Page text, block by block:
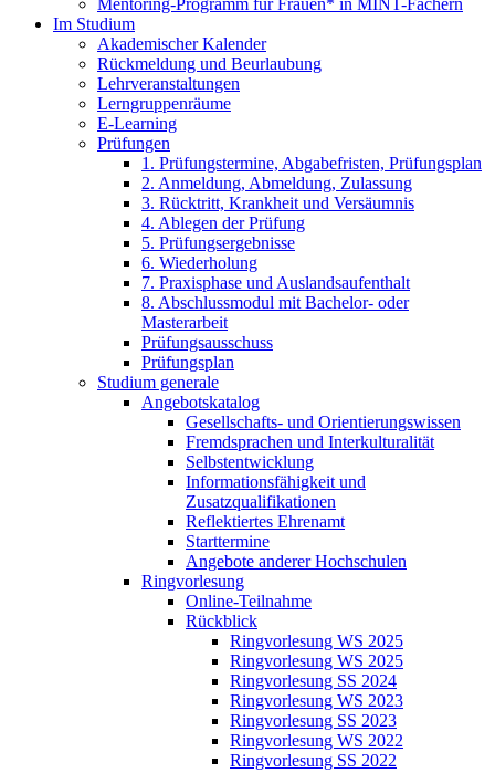
Mentoring-Programm für Frauen* in MINT-Fächern
Im Studium
Akademischer Kalender
Rückmeldung und Beurlaubung
Lehrveranstaltungen
Lerngruppenräume
E-Learning
Prüfungen
1. Prüfungstermine, Abgabefristen, Prüfungsplan
2. Anmeldung, Abmeldung, Zulassung
3. Rücktritt, Krankheit und Versäumnis
4. Ablegen der Prüfung
5. Prüfungsergebnisse
6. Wiederholung
7. Praxisphase und Auslandsaufenthalt
8. Abschlussmodul mit Bachelor- oder
Masterarbeit
Prüfungsausschuss
Prüfungsplan
Studium generale
Angebotskatalog
Gesellschafts- und Orientierungswissen
Fremdsprachen und Interkulturalität
Selbstentwicklung
Informationsfähigkeit und
Zusatzqualifikationen
Reflektiertes Ehrenamt
Starttermine
Angebote anderer Hochschulen
Ringvorlesung
Online-Teilnahme
Rückblick
Ringvorlesung WS 2025
Ringvorlesung WS 2025
Ringvorlesung SS 2024
Ringvorlesung WS 2023
Ringvorlesung SS 2023
Ringvorlesung WS 2022
Ringvorlesung SS 2022